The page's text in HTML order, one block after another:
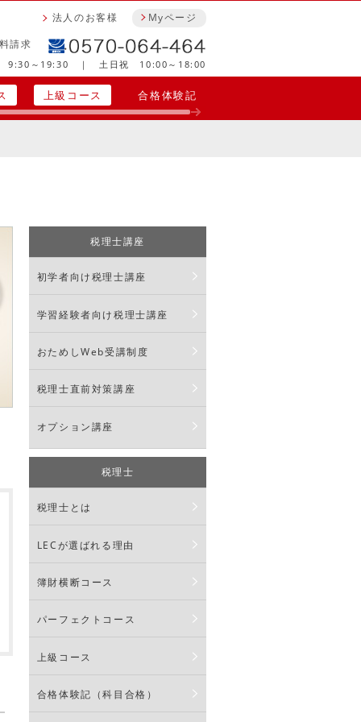
請求
Myページ
法人のお客様
9:30～19:30 ｜ 土日祝 10:00～18:00
上級コース 合格体験記
税理士講座
初学者向け税理士講座
学習経験者向け税理士講座
おためしWeb受講制度
税理士直前対策講座
オプション講座
税理士
税理士とは
LECが選ばれる理由
簿財横断コース
パーフェクトコース
上級コース
合格体験記（科目合格）